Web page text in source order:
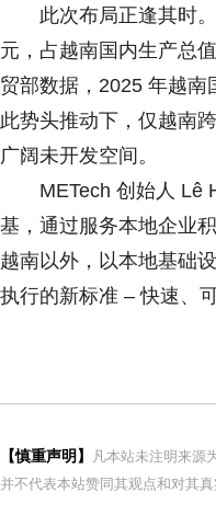
此次布局正逢其时
元，占越南国内生产总
贸部数据，2025 年越
此势头推动下，仅越南
广阔未开发空间。
METech 创始人 Lê
基，通过服务本地企业
越南以外，以本地基础
执行的新标准 – 快速、
【慎重声明】
凡本站未注明来源
并不代表本站赞同其观点和对其